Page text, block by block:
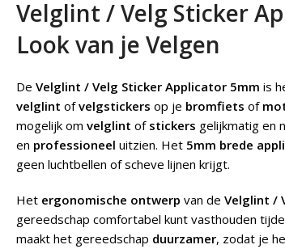
Velglint / Velg Sticker
Look van je Velgen
De Velglint / Velg Sticker Applicator 5mm is
velglint ofvelgstickers op je bromfiets of
mogelijk om velglint of stickers gelijkmatig en
en professioneel uitzien. Het 5mm brede
geen luchtbellen of scheve lijnen krijgt.
Het ergonomische ontwerp van de Velglint /
gereedschap comfortabel kunt vasthouden
maakt het gereedschap duurzamer, zodat je